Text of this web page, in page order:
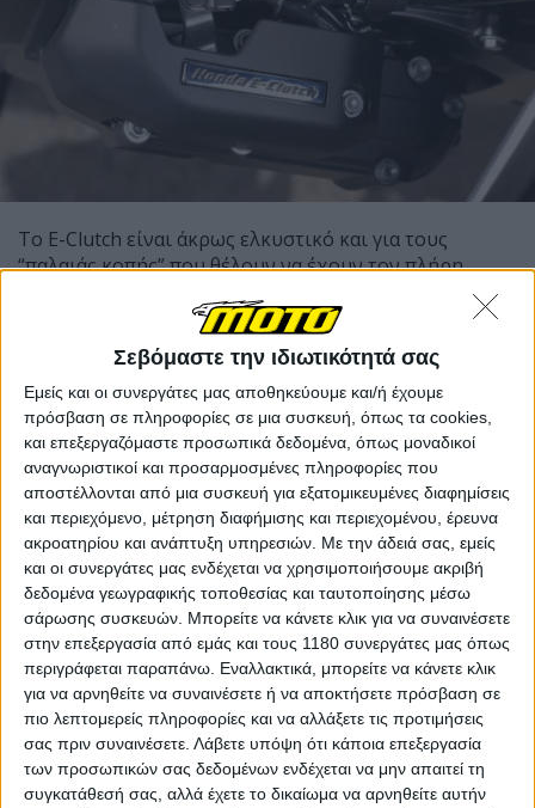
Σεβόμαστε την ιδιωτικότητά σας
Εμείς και οι συνεργάτες μας αποθηκεύουμε και/ή έχουμε
πρόσβαση σε πληροφορίες σε μια συσκευή, όπως τα cookies,
και επεξεργαζόμαστε προσωπικά δεδομένα, όπως μοναδικοί
αναγνωριστικοί και προσαρμοσμένες πληροφορίες που
αποστέλλονται από μια συσκευή για εξατομικευμένες διαφημίσεις
και περιεχόμενο, μέτρηση διαφήμισης και περιεχομένου, έρευνα
ακροατηρίου και ανάπτυξη υπηρεσιών. Με την άδειά σας, εμείς
και οι συνεργάτες μας ενδέχεται να χρησιμοποιήσουμε ακριβή
δεδομένα γεωγραφικής τοποθεσίας και ταυτοποίησης μέσω
σάρωσης συσκευών. Μπορείτε να κάνετε κλικ για να συναινέσετε
στην επεξεργασία από εμάς και τους 1180 συνεργάτες μας όπως
περιγράφεται παραπάνω. Εναλλακτικά, μπορείτε να κάνετε κλικ
για να αρνηθείτε να συναινέσετε ή να αποκτήσετε πρόσβαση σε
πιο λεπτομερείς πληροφορίες και να αλλάξετε τις προτιμήσεις
σας πριν συναινέσετε. Λάβετε υπόψη ότι κάποια επεξεργασία
των προσωπικών σας δεδομένων ενδέχεται να μην απαιτεί τη
συγκατάθεσή σας, αλλά έχετε το δικαίωμα να αρνηθείτε αυτήν
Το E-Clutch είναι άκρως ελκυστικό και για τους
“παλαιάς κοπής” που θέλουν να έχουν τον πλήρη
έλεγχο του συμπλέκτη μέσω της αριστερής μανέτας,
όμως μέσα στην πόλη και στο συνεχές “σταμάτα-
ξεκίνα” το να κουράζεις το αριστερό σου χέρι
ιδιαίτερο λόγο δεν έχει κανένα νόημα.